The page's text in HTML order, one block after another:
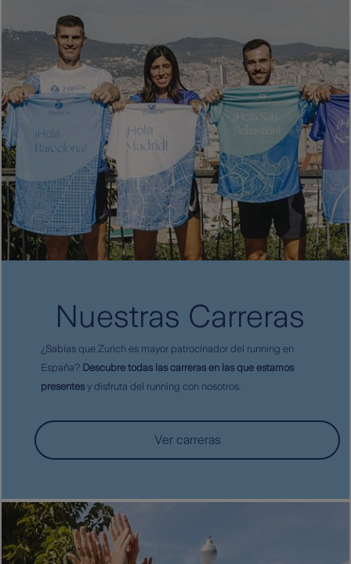
Nuestras Carreras
¿Sabías que Zurich es mayor patrocinador del running en
España? Descubre todas las carreras en las que estamos
presentes y disfruta del running con nosotros.
Ver carreras